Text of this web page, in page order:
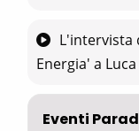
L'intervista
Energia' a
Eventi